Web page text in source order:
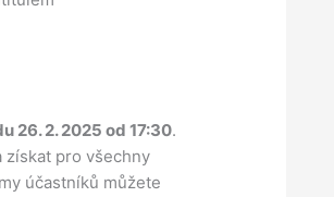
26. 2. 2025 od 17:30.
získat pro všechny
účastníků můžete